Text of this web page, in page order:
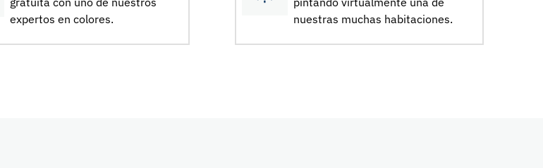
expertos en colores.
nuestras muchas habitaciones.